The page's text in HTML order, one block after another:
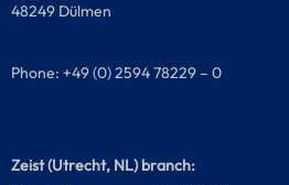
48249 Dülmen
Phone: +49 (0) 2594 78229 – 0
Zeist (Utrecht, NL) branch: